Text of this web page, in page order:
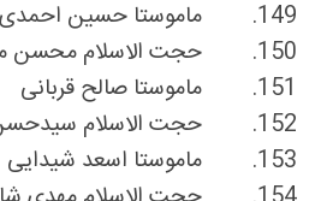
149.
ماموستا حسین احمدی
150.
حجت الاسلام محسن
151.
ماموستا صالح قربانی
152.
حجت الاسلام
153.
ماموستا اسعد شیدایی